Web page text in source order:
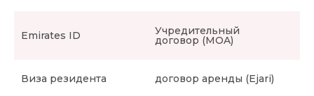
Emirates ID Учредительный
договор (MOA)
Виза резидента договор аренды (Ejari)